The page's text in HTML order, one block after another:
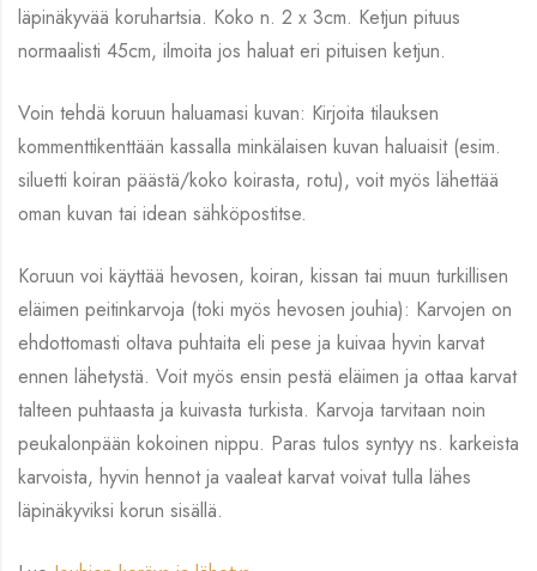
läpinäkyvää koruhartsia. Koko n. 2 x 3cm. Ketjun pituus
normaalisti 45cm, ilmoita jos haluat eri pituisen ketjun.
Voin tehdä koruun haluamasi kuvan: Kirjoita tilauksen
kommenttikenttään kassalla minkälaisen kuvan haluaisit (esim.
siluetti koiran päästä/koko koirasta, rotu), voit myös lähettää
oman kuvan tai idean sähköpostitse.
Koruun voi käyttää hevosen, koiran, kissan tai muun turkillisen
eläimen peitinkarvoja (toki myös hevosen jouhia): Karvojen on
ehdottomasti oltava puhtaita eli pese ja kuivaa hyvin karvat
ennen lähetystä. Voit myös ensin pestä eläimen ja ottaa karvat
talteen puhtaasta ja kuivasta turkista. Karvoja tarvitaan noin
peukalonpään kokoinen nippu. Paras tulos syntyy ns. karkeista
karvoista, hyvin hennot ja vaaleat karvat voivat tulla lähes
läpinäkyviksi korun sisällä.